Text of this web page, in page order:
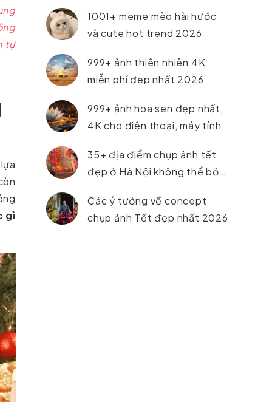
tự
gì
1001+ meme mèo hài hước
và cute hot trend 2026
999+ ảnh thiên nhiên 4K
miễn phí đẹp nhất 2026
999+ ảnh hoa sen đẹp nhất,
4K cho điện thoại, máy tính
35+ địa điểm chụp ảnh tết
đẹp ở Hà Nội không thể bỏ
Các ý tưởng về concept
chụp ảnh Tết đẹp nhất 2026